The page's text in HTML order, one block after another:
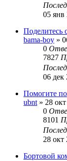
05 янв
Поделитесь
bama-boy »
0
7827
06 дек
Помогите
ubnt » 28
0
8101
28 окт
Бортовой